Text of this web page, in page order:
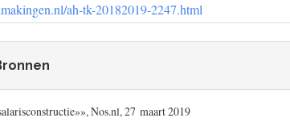
ah-tk-20182019-2247.html
Nos.nl, 27 maart 2019